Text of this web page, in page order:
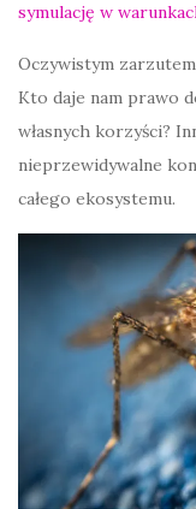
symulację w
Oczywistym
Kto daje nam prawo
własnych korzyści?
nieprzewidywalne
całego ekosystemu.